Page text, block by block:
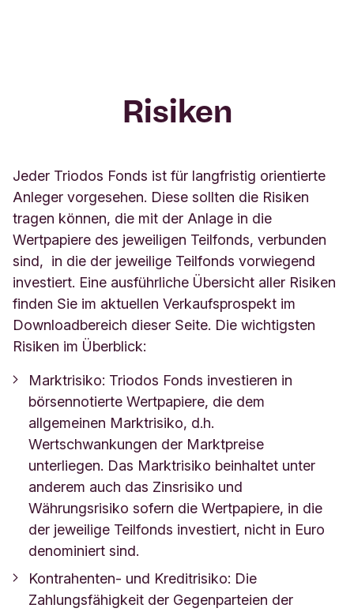
Risiken
Jeder Triodos Fonds ist für langfristig orientierte
Anleger vorgesehen. Diese sollten die Risiken
tragen können, die mit der Anlage in die
Wertpapiere des jeweiligen Teilfonds, verbunden
sind, in die der jeweilige Teilfonds vorwiegend
investiert. Eine ausführliche Übersicht aller Risiken
finden Sie im aktuellen Verkaufsprospekt im
Downloadbereich dieser Seite. Die wichtigsten
Risiken im Überblick:
Marktrisiko: Triodos Fonds investieren in
börsennotierte Wertpapiere, die dem
allgemeinen Marktrisiko, d.h.
Wertschwankungen der Marktpreise
unterliegen. Das Marktrisiko beinhaltet unter
anderem auch das Zinsrisiko und
Währungsrisiko sofern die Wertpapiere, in die
der jeweilige Teilfonds investiert, nicht in Euro
denominiert sind.
Kontrahenten- und Kreditrisiko: Die
Zahlungsfähigkeit der Gegenparteien der